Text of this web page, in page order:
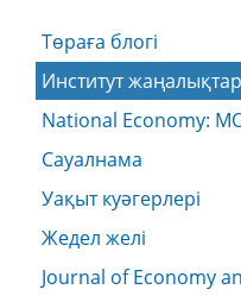
Төраға блогі
Институт
National Economy:
Сауалнама
Уақыт куәгерлері
Жедел желі
Journal of Economy